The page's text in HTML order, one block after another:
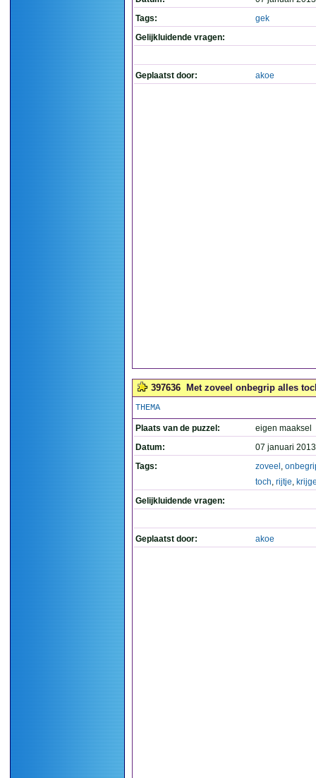
Tags:
gek
Gelijkluidende vragen:
Geplaatst door: akoe
397636 Met zoveel onbegrip alles
THEMA
Plaats van de puzzel:
eigen maaksel
Datum:
07 januari
Tags:
zoveel ,
toch, rijtje,
Gelijkluidende vragen:
Geplaatst door: akoe